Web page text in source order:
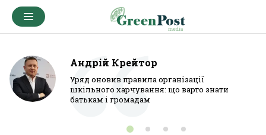
Андрій Крейтор
Уряд оновив правила організації
шкільного харчування: що варто знати
батькам і громадам